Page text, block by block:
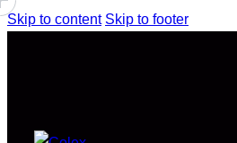
Skip to content Skip to footer